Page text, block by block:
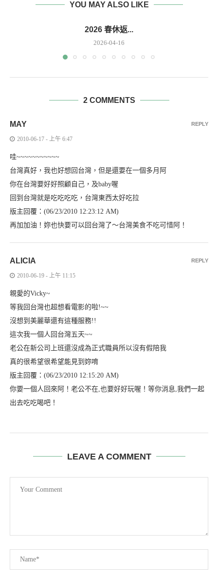
YOU MAY ALSO LIKE
2026 春休返...
2026-04-16
2 COMMENTS
MAY
2010-06-17 - 上午 6:47
哇~~~~~~~~~~~
台灣真好，我也好想回台灣，但是還要在一個多月阿
你在台灣要好好照顧自己，及baby喔
回到台灣就是吃吃吃吃，台灣東西太好吃拉
版主回覆：(06/23/2010 12:23:12 AM)
再加加油！妳也快要可以回台灣了～台灣美食不吃可惜阿！
REPLY
ALICIA
2010-06-19 - 上午 11:15
親愛的Vicky~
等我回台灣也超想看電影的啦!~~
沒想到美麗華還有這種服務!!
這次我一個人回台灣五天~~
老公在新公司上班還沒成為正式職員所以沒有假陪我
真的很希望很希望能見到妳唷
版主回覆：(06/23/2010 12:15:20 AM)
你要一個人回來阿！老公不在,也要好好玩喔！等你消息,我們一起
出去吃吃喝吧！
REPLY
LEAVE A COMMENT